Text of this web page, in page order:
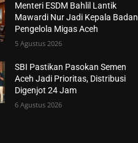
Menteri ESDM Bahlil Lantik
Mawardi Nur Jadi Kepala Badan
Pengelola Migas Aceh
5 Agustus 2026
SBI Pastikan Pasokan Semen
Aceh Jadi Prioritas, Distribusi
Digenjot 24 Jam
6 Agustus 2026